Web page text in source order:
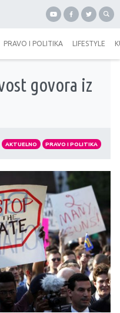
PRAVO I POLITIKA LIFESTYLE
govora iz
AKTUELNO PRAVO I POLITIKA